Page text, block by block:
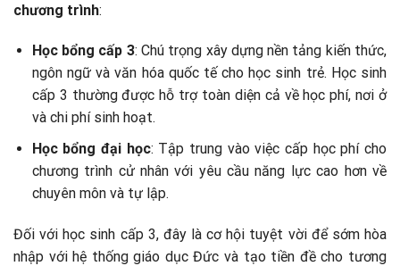
chương trình:
Học bổng cấp 3: Chú trọng xây dựng nền tảng kiến thức,
ngôn ngữ và văn hóa quốc tế cho học sinh trẻ. Học sinh
cấp 3 thường được hỗ trợ toàn diện cả về học phí, nơi ở
và chi phí sinh hoạt.
Học bổng đại học: Tập trung vào việc cấp học phí cho
chương trình cử nhân với yêu cầu năng lực cao hơn về
chuyên môn và tự lập.
Đối với học sinh cấp 3, đây là cơ hội tuyệt vời để sớm hòa
nhập với hệ thống giáo dục Đức và tạo tiền đề cho tương